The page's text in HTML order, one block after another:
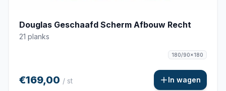
Douglas Geschaafd Scherm Afbouw Recht
21 planks
180/90x180
€169,00 / st In wagen